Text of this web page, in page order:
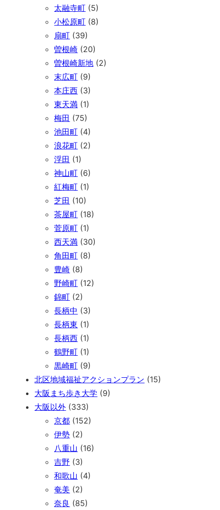
太融寺町 (5)
小松原町 (8)
扇町 (39)
曽根崎 (20)
曽根崎新地 (2)
末広町 (9)
本庄西 (3)
東天満 (1)
梅田 (75)
池田町 (4)
浪花町 (2)
浮田 (1)
神山町 (6)
紅梅町 (1)
芝田 (10)
茶屋町 (18)
菅原町 (1)
西天満 (30)
角田町 (8)
豊崎 (8)
野崎町 (12)
錦町 (2)
長柄中 (3)
長柄東 (1)
長柄西 (1)
鶴野町 (1)
黒崎町 (9)
北区地域福祉アクションプラン (15)
大阪まち歩き大学 (9)
大阪以外 (333)
京都 (152)
伊勢 (2)
八重山 (16)
吉野 (3)
和歌山 (4)
奄美 (2)
奈良 (85)